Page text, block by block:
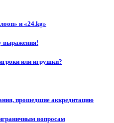
и «24.kg»
выражения!
или игрушки?
прошедшие аккредитацию
вопросам